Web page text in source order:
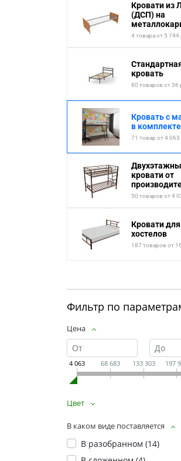
Кровати из
(ДСП) на
4 товара от 5 744
кровать
80 товаров от 36
Кровать с
в комплекте
71 товар от 4 063
кровати от
50 товаров от 4
Кровати для
хостелов
187 товаров от
Фильтр по
Цена
4 063 68 683 133 303 197
Цвет
В каком виде поставляется
В разобранном (14)